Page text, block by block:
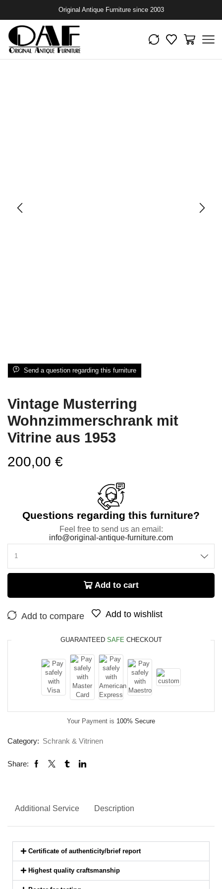
Original Antique Furniture since 2003
Send a question regarding this furniture
Vintage Musterring
Wohnzimmerschrank mit
Vitrine aus 1953
200,00 €
Questions regarding this furniture?
Feel free to send us an email:
info@original-antique-furniture.com
Add to cart
Add to compare Add to wishlist
GUARANTEED SAFE CHECKOUT
Your Payment is 100% Secure
Category: Schrank & Vitrinen
Share:
Additional Service Description
Certificate of authenticity/brief report
Highest quality craftsmanship